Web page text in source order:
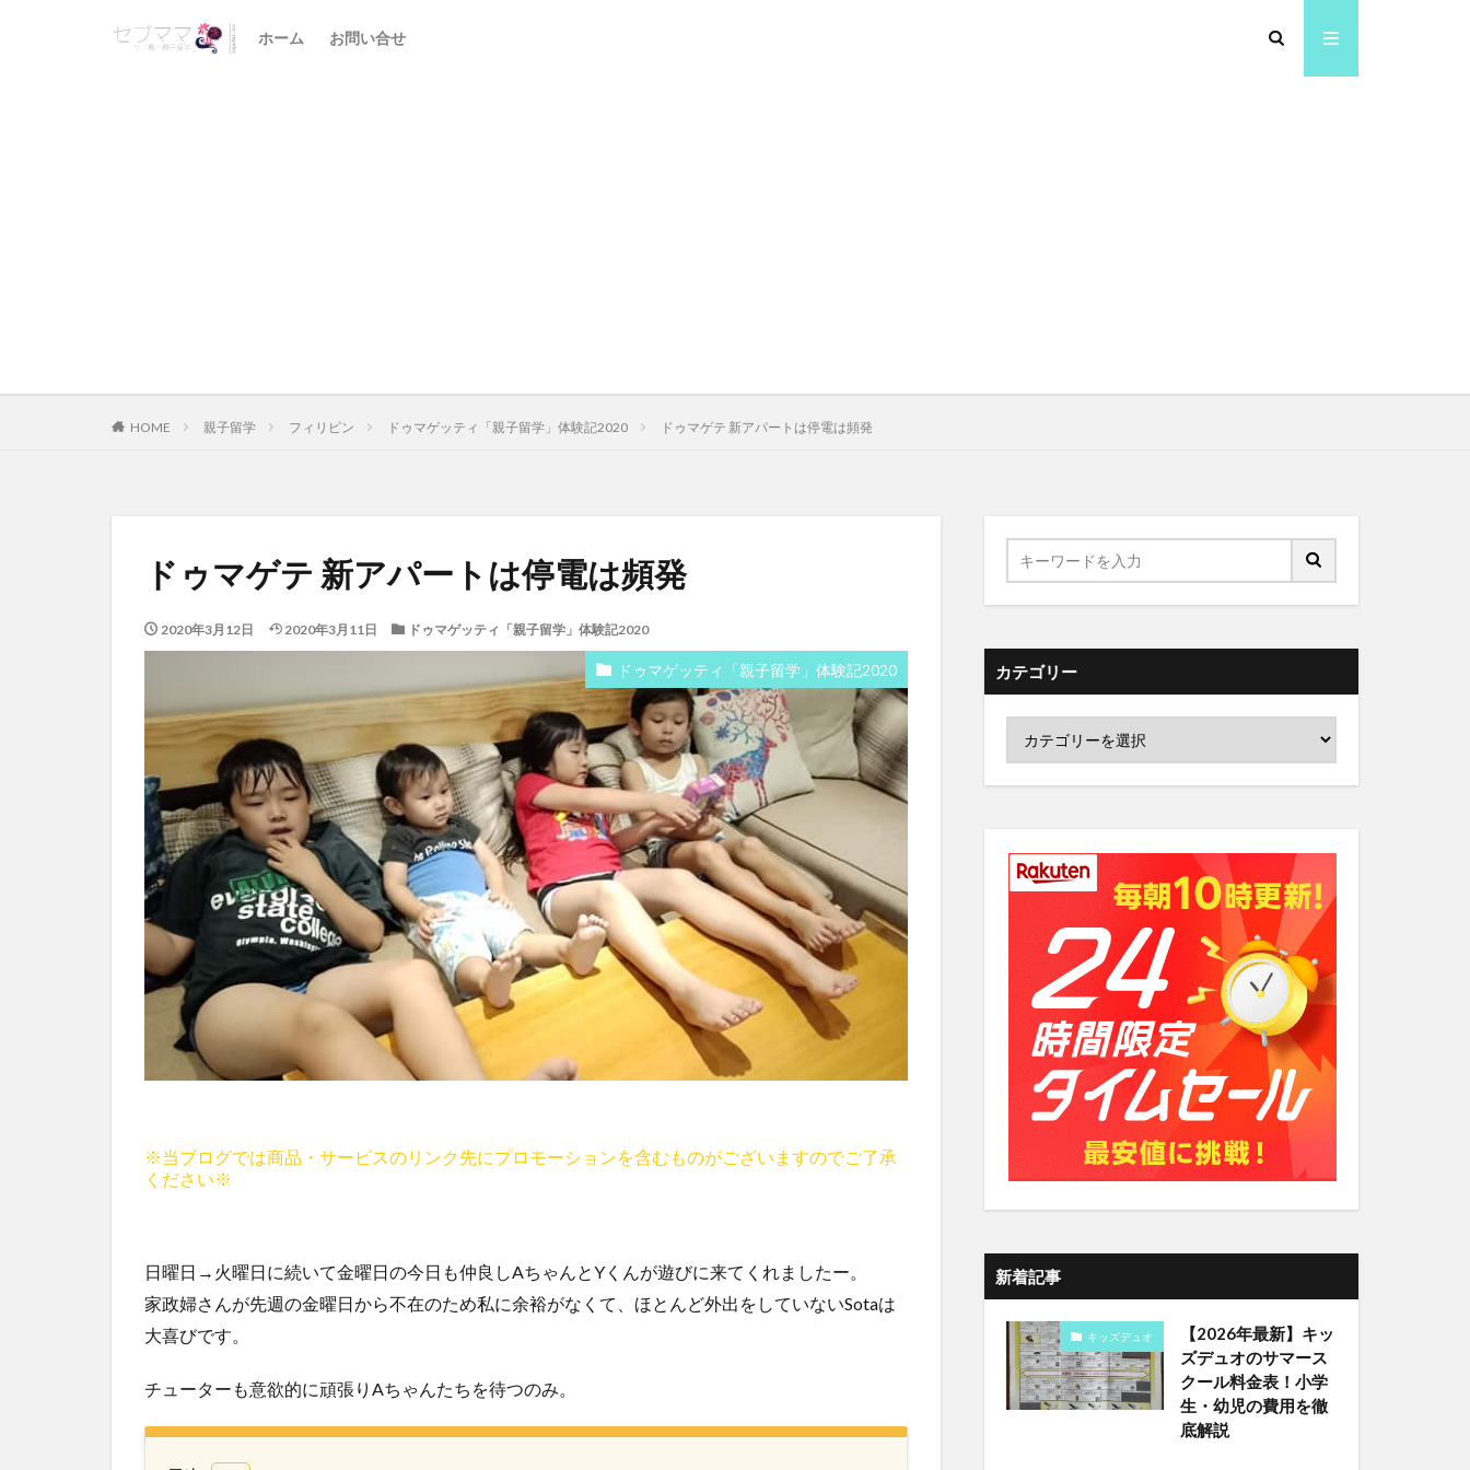
ホーム お問い合せ
HOME 親子留学 フィリピン ドゥマゲッティ「親子留学」体験記2020 ドゥマゲテ 新アパートは停電は頻発
ドゥマゲテ 新アパートは停電は頻発
2020年3月12日 2020年3月11日 ドゥマゲッティ「親子留学」体験記2020
ドゥマゲッティ「親子留学」体験記2020
※当ブログでは商品・サービスのリンク先にプロモーションを含むものがございますのでご了承
ください※
日曜日→火曜日に続いて金曜日の今日も仲良しAちゃんとYくんが遊びに来てくれましたー。
家政婦さんが先週の金曜日から不在のため私に余裕がなくて、ほとんど外出をしていないSotaは
大喜びです。
チューターも意欲的に頑張りAちゃんたちを待つのみ。
カテゴリー
新着記事
キッズデュオ
【2026年最新】キッ
ズデュオのサマース
クール料金表！小学
生・幼児の費用を徹
底解説